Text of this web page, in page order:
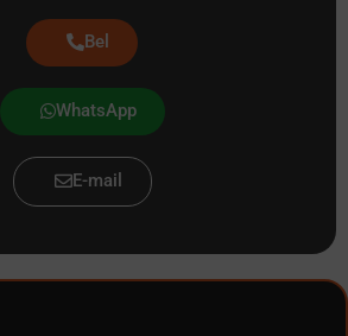
Bel
WhatsApp
E-mail